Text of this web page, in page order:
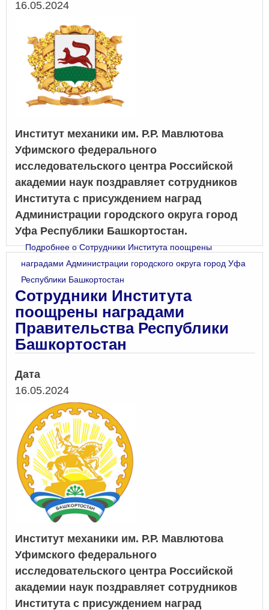
16.05.2024
Институт механики им. Р.Р. Мавлютова
Уфимского федерального
исследовательского центра Российской
академии наук поздравляет сотрудников
Института с присуждением наград
Администрации городского округа город
Уфа Республики Башкортостан.
Подробнеео Сотрудники Института поощрены
наградами Администрации городского округа город Уфа
Республики Башкортостан
Сотрудники Института
поощрены наградами
Правительства Республики
Башкортостан
Дата
16.05.2024
Институт механики им. Р.Р. Мавлютова
Уфимского федерального
исследовательского центра Российской
академии наук поздравляет сотрудников
Института с присуждением наград